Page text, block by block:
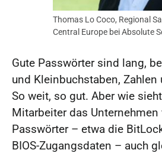
Thomas Lo Coco, Regional
Central Europe bei Absolute
Gute Passwörter sind lang,
und Kleinbuchstaben, Zahlen
So weit, so gut. Aber wie
Mitarbeiter das
Passwörter – etwa die
BIOS-Zugangsdaten – auch